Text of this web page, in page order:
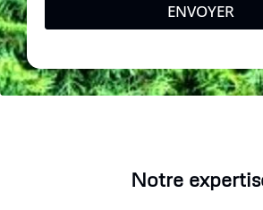
ENVOYER
Notre